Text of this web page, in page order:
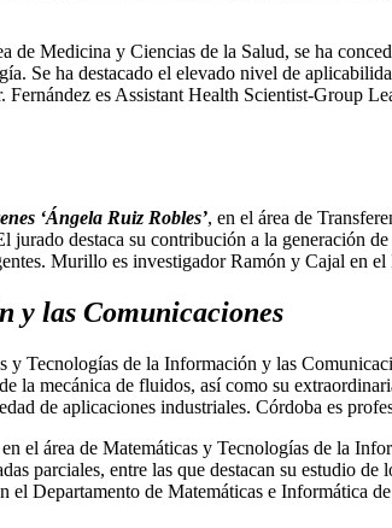
de Medicina y Ciencias de la Salud, se ha
Se ha destacado el elevado nivel de
es Assistant Health Scientist-Group
‘Ángela Ruiz Robles’, en el área de
destaca su contribución a la generación
Murillo es investigador Ramón y Cajal en
y las Comunicaciones
y Tecnologías de la Información y las
la mecánica de fluidos, así como su
de aplicaciones industriales. Córdoba es
en el área de Matemáticas y Tecnologías de la
parciales, entre las que destacan su estudio
Departamento de Matemáticas e Informática